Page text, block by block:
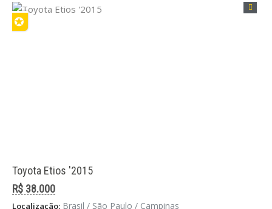
✪
Toyota Etios '2015
R$ 38.000
Localização: Brasil / São Paulo / Campinas
8 Carros Mais Vendidos da Land Rover